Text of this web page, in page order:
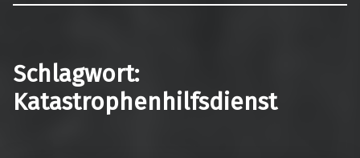
Schlagwort:
Katastrophenhilfsdienst